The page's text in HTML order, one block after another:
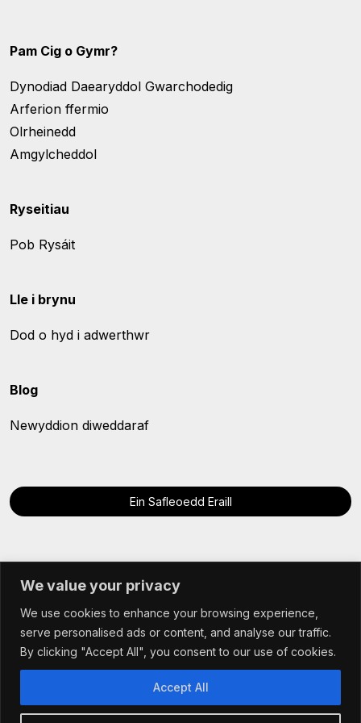
We value your privacy
We use cookies to enhance your browsing experience,
serve personalised ads or content, and analyse our traffic.
By clicking "Accept All", you consent to our use of cookies.
Accept All
Pam Cig o Gymr?
Dynodiad Daearyddol Gwarchodedig
Arferion ffermio
Olrheinedd
Amgylcheddol
Ryseitiau
Pob Rysáit
Lle i brynu
Dod o hyd i adwerthwr
Blog
Newyddion diweddaraf
Ein Safleoedd Eraill
© Hybu Cig Cymru - Meat Promotion Wales 2025
Terms & Conditions
Cookie Policy